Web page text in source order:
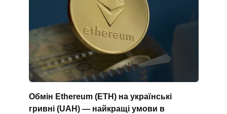
Обмін Ethereum (ETH) на українські
гривні (UAH) — найкращі умови в